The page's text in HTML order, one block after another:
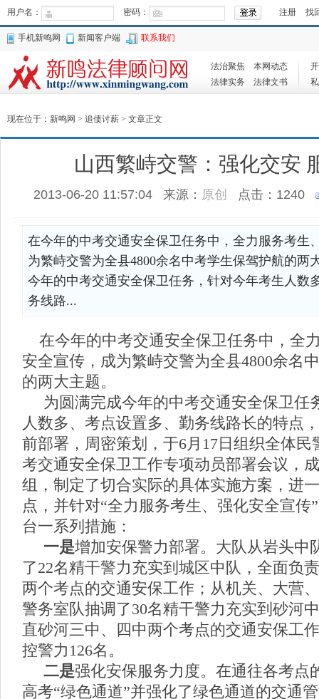
用户名： 密码： 注册 找
手机新鸣网 新闻客户端 联系我们
法治聚焦
本网动态
法律实务
法律文书
现在位于： 新鸣网 > 追债讨薪 > 文章正文
山西繁峙交警：强化交安
2013-06-20 11:57:04 来源： 原创 点击： 1240
在今年的中考交通安全保卫任务中，全力服务考生
为繁峙交警为全县4800余名中考学生保驾护航的两
今年的中考交通安全保卫任务，针对今年考生人数
务线路...
在今年的中考交通安全保卫任务中，全
安全宣传，成为繁峙交警为全县4800余名
的两大主题。
为圆满完成今年的中考交通安全保卫任
人数多、考点设置多、勤务线路长的特点
前部署，周密策划，于6月17日组织全体民
考交通安全保卫工作专项动员部署会议，
组，制定了切合实际的具体实施方案，进
点，并针对“全力服务考生、强化安全宣传
台一系列措施：
一是增加安保警力部署。大队从岩头中
了22名精干警力充实到城区中队，全面负
两个考点的交通安保工作；从机关、大营
警务室队抽调了30名精干警力充实到砂河
直砂河三中、四中两个考点的交通安保工
控警力126名。
二是强化安保服务力度。在通往各考点
高考“绿色通道”并强化了绿色通道的交通